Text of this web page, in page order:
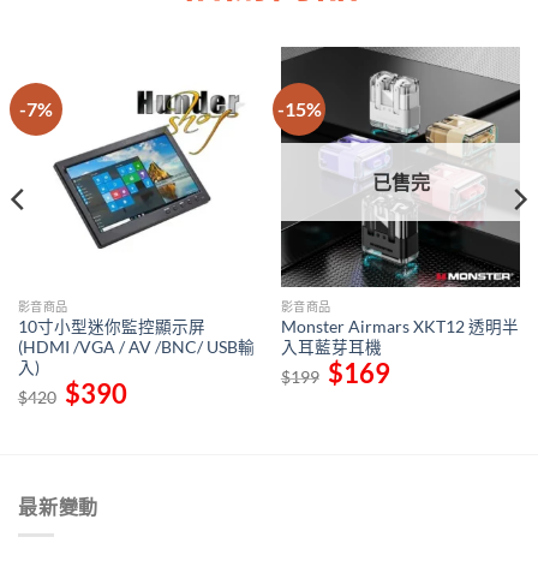
-7%
影音商品
10寸小型迷你監控顯示屏
(HDMI /VGA / AV /BNC/ USB輸
入)
$420 Original
price
$390Current
price
-15%
已售完
影音商品
Monster Airmars XKT12 透明半
入耳藍芽耳機
$199 Original
price
$169Current
最新變動